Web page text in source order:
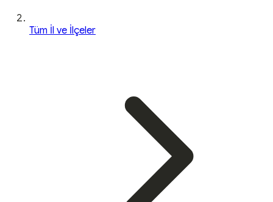
Tüm İl ve İlçeler